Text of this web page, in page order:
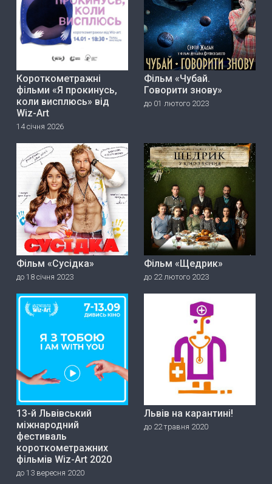
Короткометражні
фільми «Я прокинусь,
коли висплюсь» від
Wiz-Art
14 січня 2026
Фільм «Чубай.
Говорити знову»
до 01 лютого 2023
Фільм «Сусідка»
до 18 січня 2023
Фільм «Щедрик»
до 22 лютого 2023
13-й Львівський
міжнародний
фестиваль
короткометражних
фільмів Wiz-Art 2020
до 13 вересня 2020
Львів на карантині!
до 22 травня 2020